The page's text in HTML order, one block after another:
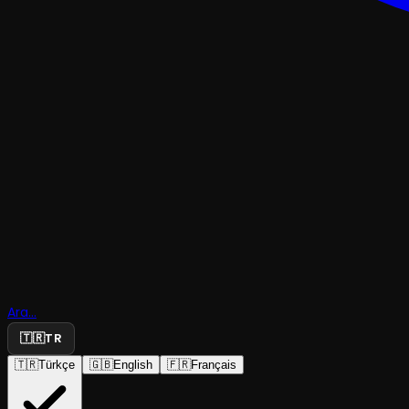
Ara...
🇹🇷TR
🇹🇷Türkçe 🇬🇧English 🇫🇷Français
İki Bavul